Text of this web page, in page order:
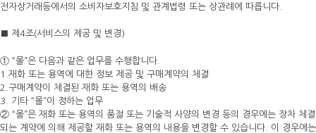
전자상거래등에서의 소비자보호지침 및 관계법령 또는 상관례에 따릅니다.
■ 제4조(서비스의 제공 및 변경)
① “몰”은 다음과 같은 업무를 수행합니다.
1.재화 또는 용역에 대한 정보 제공 및 구매계약의 체결
2.구매계약이 체결된 재화 또는 용역의 배송
3. 기타 “몰”이 정하는 업무
② “몰”은 재화 또는 용역의 품절 또는 기술적 사양의 변경 등의 경우에는 장차 체결
되는 계약에 의해 제공할 재화 또는 용역의 내용을 변경할 수 있습니다. 이 경우에는